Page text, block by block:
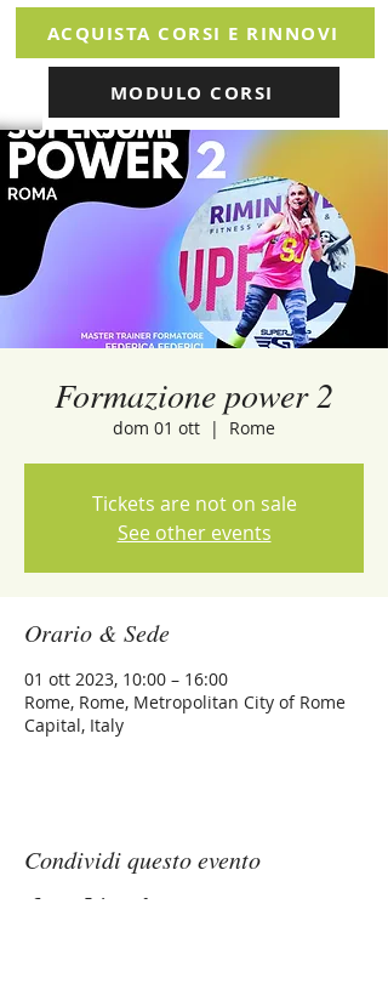
ACQUISTA CORSI E RINNOVI
MODULO CORSI
Formazione power 2
dom 01 ott
  |
Rome
Tickets are not on sale
See other events
Orario & Sede
01 ott 2023, 10:00 – 16:00
Rome, Rome, Metropolitan City of Rome
Capital, Italy
Condividi questo evento